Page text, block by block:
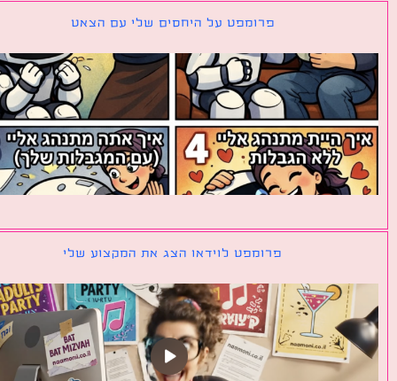
פרומפט על היחסים שלי עם הצאט
פרומפט לוידאו הצג את המקצוע שלי